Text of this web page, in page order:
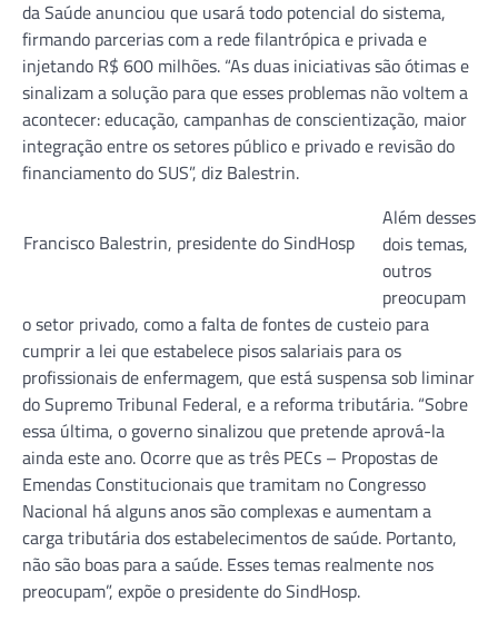
da Saúde anunciou que usará todo potencial do sistema,
firmando parcerias com a rede filantrópica e privada e
injetando R$ 600 milhões. “As duas iniciativas são ótimas e
sinalizam a solução para que esses problemas não voltem a
acontecer: educação, campanhas de conscientização, maior
integração entre os setores público e privado e revisão do
financiamento do SUS”, diz Balestrin.
Francisco Balestrin, presidente do SindHosp
Além desses
dois temas,
outros
preocupam
o setor privado, como a falta de fontes de custeio para
cumprir a lei que estabelece pisos salariais para os
profissionais de enfermagem, que está suspensa sob liminar
do Supremo Tribunal Federal, e a reforma tributária. “Sobre
essa última, o governo sinalizou que pretende aprová-la
ainda este ano. Ocorre que as três PECs – Propostas de
Emendas Constitucionais que tramitam no Congresso
Nacional há alguns anos são complexas e aumentam a
carga tributária dos estabelecimentos de saúde. Portanto,
não são boas para a saúde. Esses temas realmente nos
preocupam”, expõe o presidente do SindHosp.